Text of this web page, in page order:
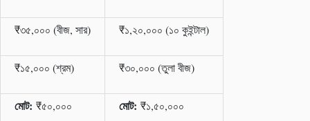
₹৩৫,০০০ (বীজ, সার) ₹১,২০,০০০ (১০ কুইন্টাল)
₹১৫,০০০ (শ্রম) ₹৩০,০০০ (তুলা বীজ)
মোট: ₹৫০,০০০ মোট: ₹১,৫০,০০০